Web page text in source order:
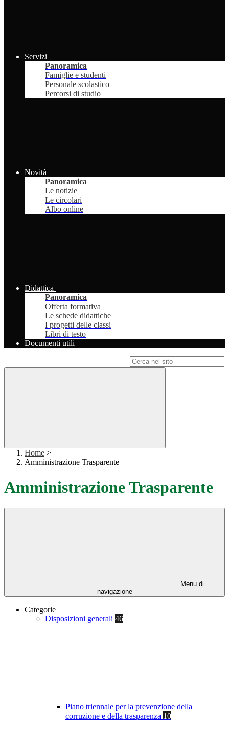
Servizi
Panoramica
Famiglie e studenti
Personale scolastico
Percorsi di studio
Novità
Panoramica
Le notizie
Le circolari
Albo online
Didattica
Panoramica
Offerta formativa
Le schede didattiche
I progetti delle classi
Libri di testo
Documenti utili
Home >
Amministrazione Trasparente
Amministrazione Trasparente
Menu di
navigazione
Categorie
Disposizioni generali 46
Piano triennale per la prevenzione della
corruzione e della trasparenza 10